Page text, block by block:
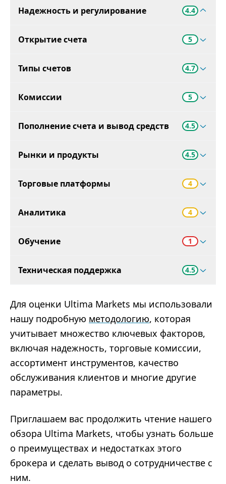
Надежность и регулирование 4.4
Открытие счета 5
Типы счетов 4.7
Комиссии 5
Пополнение счета и вывод средств 4.5
Рынки и продукты 4.5
Торговые платформы 4
Аналитика 4
Обучение 1
Техническая поддержка 4.5
Для оценки Ultima Markets мы использовали
нашу подробную методологию, которая
учитывает множество ключевых факторов,
включая надежность, торговые комиссии,
ассортимент инструментов, качество
обслуживания клиентов и многие другие
параметры.
Приглашаем вас продолжить чтение нашего
обзора Ultima Markets, чтобы узнать больше
о преимуществах и недостатках этого
брокера и сделать вывод о сотрудничестве с
ним.